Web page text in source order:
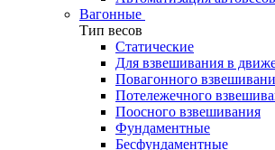
Вагонные
Тип весов
Статические
Для взвешивания в
Повагонного
Потележечного
Поосного взвешивания
Фундаментные
Бесфундаментные